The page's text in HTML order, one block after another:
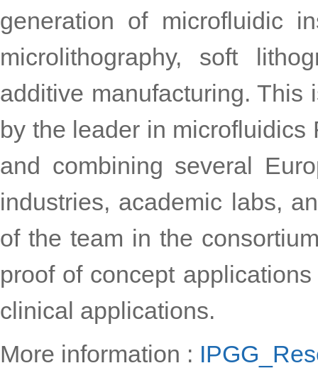
generation of microfluidic
microlithography, soft
additive manufacturing. This
by the leader in
and combining several
industries, academic labs,
of the team in the
proof of concept
clinical applications.
More information :